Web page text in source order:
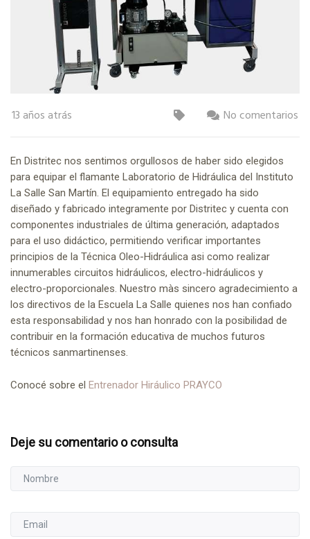
13 años atrás No comentarios
En Distritec nos sentimos orgullosos de haber sido elegidos
para equipar el flamante Laboratorio de Hidráulica del Instituto
La Salle San Martín. El equipamiento entregado ha sido
diseñado y fabricado integramente por Distritec y cuenta con
componentes industriales de última generación, adaptados
para el uso didáctico, permitiendo verificar importantes
principios de la Técnica Oleo-Hidráulica asi como realizar
innumerables circuitos hidráulicos, electro-hidráulicos y
electro-proporcionales. Nuestro màs sincero agradecimiento a
los directivos de la Escuela La Salle quienes nos han confiado
esta responsabilidad y nos han honrado con la posibilidad de
contribuir en la formación educativa de muchos futuros
técnicos sanmartinenses.
Conocé sobre el Entrenador Hiráulico PRAYCO
Deje su comentario o consulta